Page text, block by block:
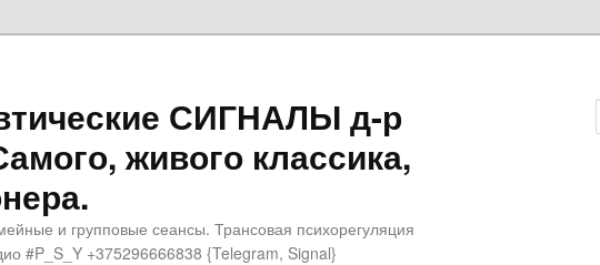
СИГНАЛЫ д-р
живого классика,
и групповые сеансы. Трансовая психорегуляция
#P_S_Y +375296666838 {Telegram, Signal}